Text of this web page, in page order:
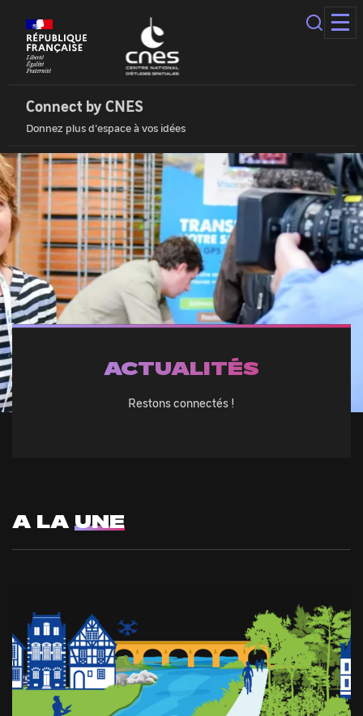
Connect
Accueil
Connect by CNES
Donnez plus d'espace à vos idées
ACTUALITÉS
Restons connectés !
A LA UNE
gestion
cookies